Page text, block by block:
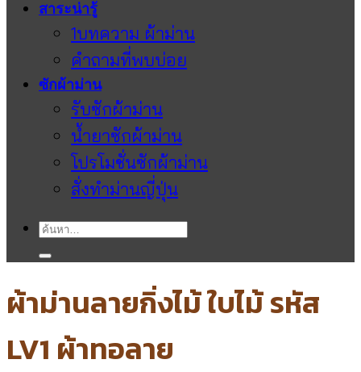
สาระน่ารู้
1บทความ ผ้าม่าน
คำถามที่พบบ่อย
ซักผ้าม่าน
รับซักผ้าม่าน
น้ำยาซักผ้าม่าน
โปรโมชั่นซักผ้าม่าน
สั่งทำม่านญี่ปุ่น
ค้นหา:
ผ้าม่านลายกิ่งไม้ ใบไม้ รหัส
LV1 ผ้าทอลาย